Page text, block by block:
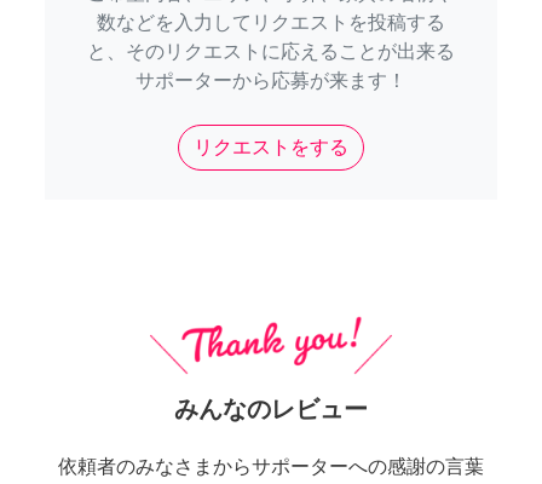
数などを入力してリクエストを投稿する
と、そのリクエストに応えることが出来る
サポーターから応募が来ます！
リクエストをする
みんなのレビュー
依頼者のみなさまからサポーターへの感謝の言葉